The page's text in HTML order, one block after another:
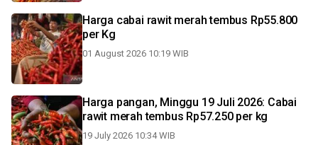
Harga cabai rawit merah tembus Rp55.800
per Kg
01 August 2026 10:19 WIB
Harga pangan, Minggu 19 Juli 2026: Cabai
rawit merah tembus Rp57.250 per kg
19 July 2026 10:34 WIB